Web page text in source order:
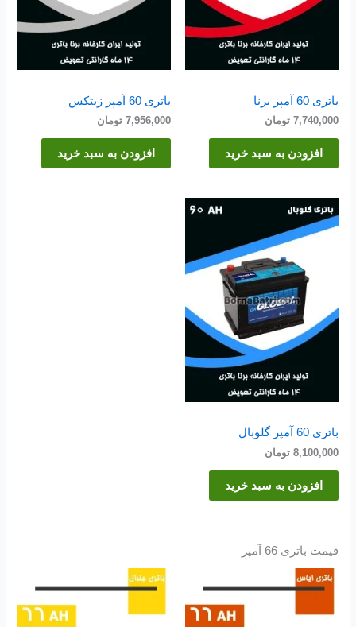
باتری 60 آمپر برنا
7,740,000 تومان
افزودن به سبد خرید
باتری 60 آمپر زیتکس
7,956,000 تومان
افزودن به سبد خرید
باتری 60 آمپر گلوبال
8,100,000 تومان
افزودن به سبد خرید
قیمت باتری 66 آمپر